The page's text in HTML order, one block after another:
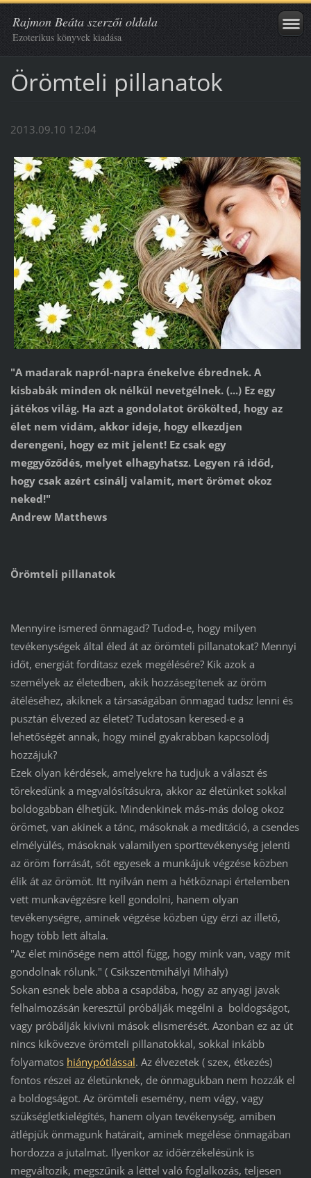
Rajmon Beáta szerzői oldala
Ezoterikus könyvek kiadása
Örömteli pillanatok
2013.09.10 12:04
"A madarak napról-napra énekelve ébrednek. A
kisbabák minden ok nélkül nevetgélnek. (...) Ez egy
játékos világ. Ha azt a gondolatot örökölted, hogy az
élet nem vidám, akkor ideje, hogy elkezdjen
derengeni, hogy ez mit jelent! Ez csak egy
meggyőződés, melyet elhagyhatsz. Legyen rá időd,
hogy csak azért csinálj valamit, mert örömet okoz
neked!"
Andrew Matthews
Örömteli pillanatok
Mennyire ismered önmagad? Tudod-e, hogy milyen
tevékenységek által éled át az örömteli pillanatokat? Mennyi
időt, energiát fordítasz ezek megélésére? Kik azok a
személyek az életedben, akik hozzásegítenek az öröm
átéléséhez, akiknek a társaságában önmagad tudsz lenni és
pusztán élvezed az életet? Tudatosan keresed-e a
lehetőségét annak, hogy minél gyakrabban kapcsolódj
hozzájuk?
Ezek olyan kérdések, amelyekre ha tudjuk a választ és
törekedünk a megvalósításukra, akkor az életünket sokkal
boldogabban élhetjük. Mindenkinek más-más dolog okoz
örömet, van akinek a tánc, másoknak a meditáció, a csendes
elmélyülés, másoknak valamilyen sporttevékenység jelenti
az öröm forrását, sőt egyesek a munkájuk végzése közben
élik át az örömöt. Itt nyilván nem a hétköznapi értelemben
vett munkavégzésre kell gondolni, hanem olyan
tevékenységre, aminek végzése közben úgy érzi az illető,
hogy több lett általa.
"Az élet minősége nem attól függ, hogy mink van, vagy mit
gondolnak rólunk." ( Csikszentmihályi Mihály)
Sokan esnek bele abba a csapdába, hogy az anyagi javak
felhalmozásán keresztül próbálják megélni a boldogságot,
vagy próbálják kivivni mások elismerését. Azonban ez az út
nincs kikövezve örömteli pillanatokkal, sokkal inkább
folyamatos hiánypótlással. Az élvezetek ( szex, étkezés)
fontos részei az életünknek, de önmagukban nem hozzák el
a boldogságot. Az örömteli esemény, nem vágy, vagy
szükségletkielégítés, hanem olyan tevékenység, amiben
átlépjük önmagunk határait, aminek megélése önmagában
hordozza a jutalmat. Ilyenkor az időérzékelésünk is
megváltozik, megszűnik a léttel való foglalkozás, teljesen